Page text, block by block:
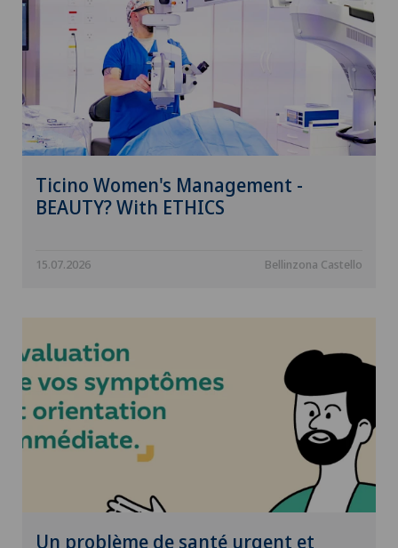
Ticino Women's Management -
BEAUTY? With ETHICS
15.07.2026 Bellinzona Castello
Un problème de santé urgent et